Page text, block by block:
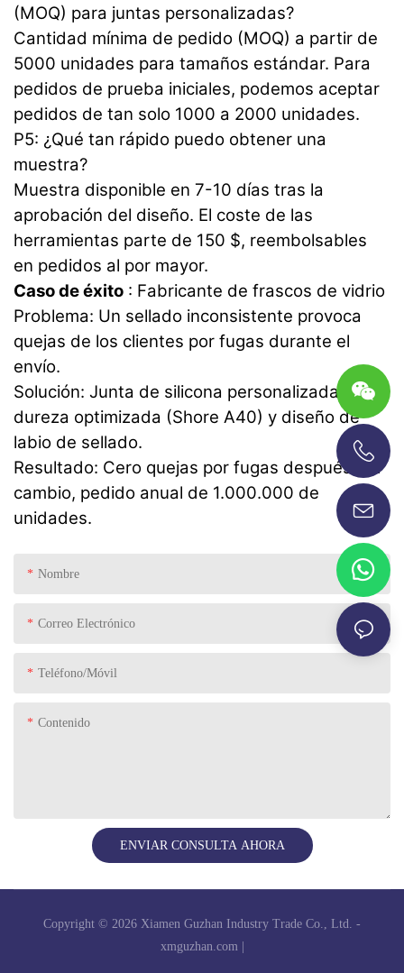
(MOQ) para juntas personalizadas?
Cantidad mínima de pedido (MOQ) a partir de
5000 unidades para tamaños estándar. Para
pedidos de prueba iniciales, podemos aceptar
pedidos de tan solo 1000 a 2000 unidades.
P5: ¿Qué tan rápido puedo obtener una
muestra?
Muestra disponible en 7-10 días tras la
aprobación del diseño. El coste de las
herramientas parte de 150 $, reembolsables
en pedidos al por mayor.
Caso de éxito : Fabricante de frascos de vidrio
Problema: Un sellado inconsistente provoca
quejas de los clientes por fugas durante el
envío.
Solución: Junta de silicona personalizada con
dureza optimizada (Shore A40) y diseño de
labio de sellado.
Resultado: Cero quejas por fugas después del
cambio, pedido anual de 1.000.000 de
unidades.
Nombre
Correo Electrónico
Teléfono/Móvil
Contenido
ENVIAR CONSULTA AHORA
Copyright © 2026 Xiamen Guzhan Industry Trade Co., Ltd. -
xmguzhan.com